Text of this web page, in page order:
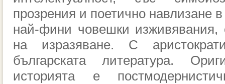
прозрения и поетично навлизане в
най-фини човешки изживявания,
на изразяване. С
българската литература.
историята е